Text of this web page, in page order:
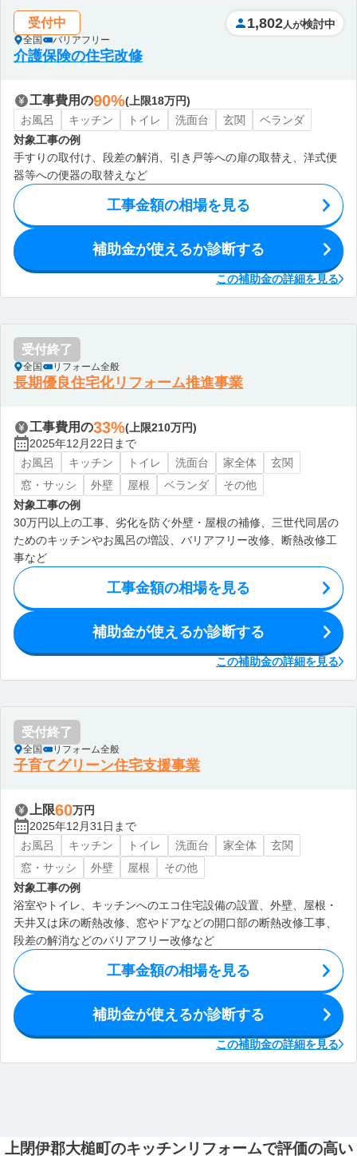
受付中
全国 バリアフリー
1,802 人が検討中
介護保険の住宅改修
工事費用の90%(上限18万円)
お風呂
キッチン トイレ 洗面台 玄関
ベランダ
対象工事の例
手すりの取付け、段差の解消、引き戸等への扉の取替え、洋式便
器等への便器の取替えなど
工事金額の相場を見る
補助金が使えるか診断する
この補助金の詳細を見る
受付終了
全国 リフォーム全般
長期優良住宅化リフォーム推進事業
工事費用の33%(上限210万円)
2025年12月22日まで
お風呂
キッチン トイレ 洗面台 家全体
玄関
窓・サッシ
外壁 屋根 ベランダ
その他
対象工事の例
30万円以上の工事、劣化を防ぐ外壁・屋根の補修、三世代同居の
ためのキッチンやお風呂の増設、バリアフリー改修、断熱改修工
事など
工事金額の相場を見る
補助金が使えるか診断する
この補助金の詳細を見る
受付終了
全国 リフォーム全般
子育てグリーン住宅支援事業
上限60万円
2025年12月31日まで
お風呂
キッチン トイレ 洗面台 家全体
玄関
窓・サッシ
外壁 屋根
その他
対象工事の例
浴室やトイレ、キッチンへのエコ住宅設備の設置、外壁、屋根・
天井又は床の断熱改修、窓やドアなどの開口部の断熱改修工事、
段差の解消などのバリアフリー改修など
工事金額の相場を見る
補助金が使えるか診断する
この補助金の詳細を見る
上閉伊郡大槌町のキッチンリフォームで評価の高い